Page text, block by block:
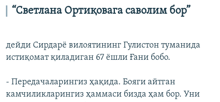
“Светлана Ортиқовага саволим бор”
дейди Сирдарё вилоятининг Гулистон туманида
истиқомат қиладиган 67 ёшли Ғани бобо.
- Передачаларингиз ҳақида. Бояги айтган
камчиликларингиз ҳаммаси бизда ҳам бор. Уни